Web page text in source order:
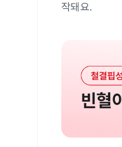
작돼요.